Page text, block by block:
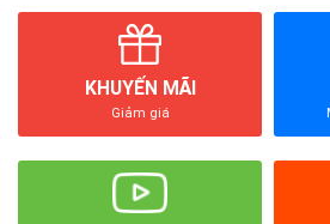
KHUYẾN MÃI
Giảm giá